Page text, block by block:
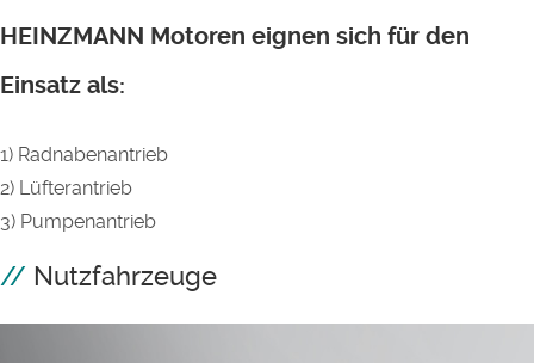
HEINZMANN Motoren eignen sich für den
Einsatz als:
1) Radnabenantrieb
2) Lüfterantrieb
3) Pumpenantrieb
Nutzfahrzeuge